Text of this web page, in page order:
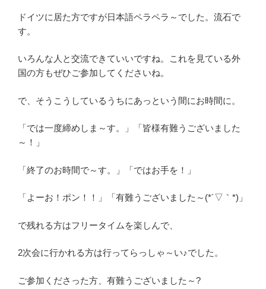
ドイツに居た方ですが日本語ペラペラ～でした。流石で
す。
いろんな人と交流できていいですね。これを見ている外
国の方もぜひご参加してくださいね。
で、そうこうしているうちにあっという間にお時間に。
「では一度締めしま～す。」「皆様有難うございました
～！」
「終了のお時間で～す。」「ではお手を！」
「よーお！ポン！！」「有難うございました～(*´▽｀*)」
で残れる方はフリータイムを楽しんで、
2次会に行かれる方は行ってらっしゃ～い♪でした。
ご参加くださった方、有難うございました～?